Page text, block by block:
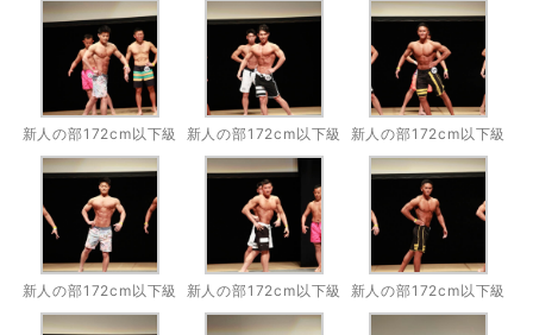
新人の部172cm以下級 新人の部172cm以下級 新人の部172cm以下級
新人の部172cm以下級 新人の部172cm以下級 新人の部172cm以下級